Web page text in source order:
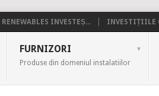
RENEWABLES INVESTEȘ... INVESTIȚIILE
FURNIZORI
Produse din domeniul instalatiilor